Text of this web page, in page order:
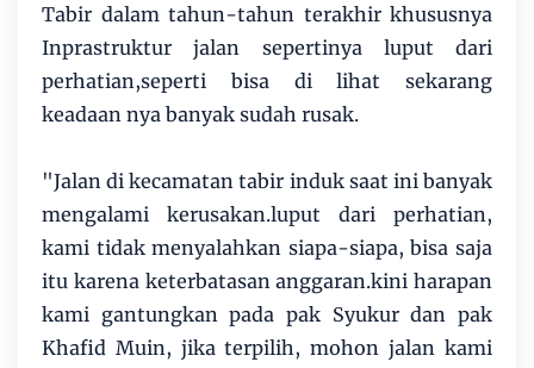
Tabir dalam tahun-tahun terakhir khususnya
Inprastruktur jalan sepertinya luput dari
perhatian,seperti bisa di lihat sekarang
keadaan nya banyak sudah rusak.
"Jalan di kecamatan tabir induk saat ini banyak
mengalami kerusakan.luput dari perhatian,
kami tidak menyalahkan siapa-siapa, bisa saja
itu karena keterbatasan anggaran.kini harapan
kami gantungkan pada pak Syukur dan pak
Khafid Muin, jika terpilih, mohon jalan kami